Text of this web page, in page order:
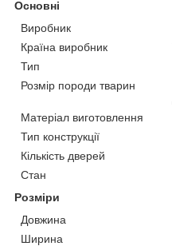
Основні
Виробник
Країна виробник
Тип
Розмір породи тварин
Матеріал виготовлення
Тип конструкції
Кількість дверей
Стан
Розміри
Довжина
Ширина